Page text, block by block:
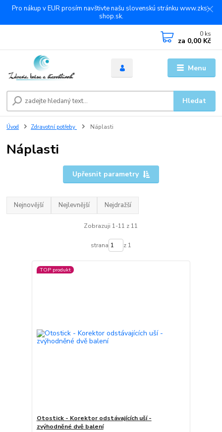
Pro nákup v EUR prosím navštivte našu slovenskú stránku www.zks-
shop.sk.
Menu
Hledat
0 ks
za 0,00 Kč
Úvod Zdravotní potřeby Náplasti
Náplasti
Upřesnit parametry
Nejnovější Nejlevnější Nejdražší
Zobrazuji 1-11 z 11
strana z 1
TOP produkt
Otostick - Korektor odstávajících uší -
zvýhodněné dvě balení